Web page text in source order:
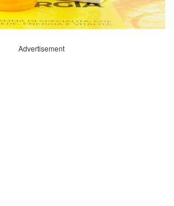
Advertisement